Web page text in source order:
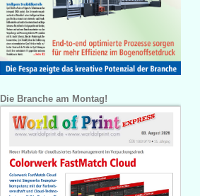
Die Branche am Montag!